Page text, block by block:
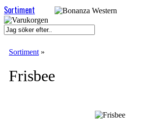
Sortiment
Sortiment »
Frisbee